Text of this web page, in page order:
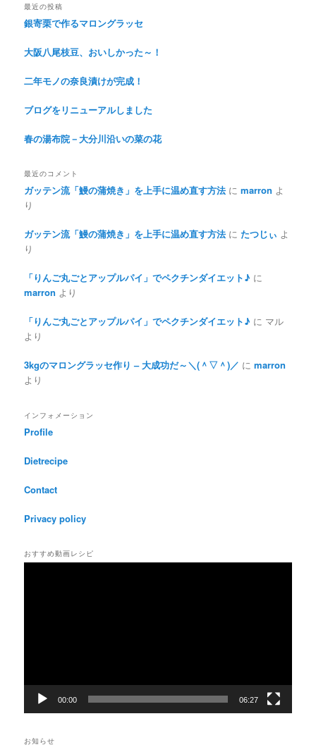
最近の投稿
銀寄栗で作るマロングラッセ
大阪八尾枝豆、おいしかった～！
二年モノの奈良漬けが完成！
ブログをリニューアルしました
春の湯布院－大分川沿いの菜の花
最近のコメント
ガッテン流「鰻の蒲焼き」を上手に温め直す方法にmarron よ
り
ガッテン流「鰻の蒲焼き」を上手に温め直す方法にたつじぃ よ
り
「りんご丸ごとアップルパイ」でペクチンダイエット♪ に
marron より
「りんご丸ごとアップルパイ」でペクチンダイエット♪ に マル
より
3kgのマロングラッセ作り – 大成功だ～＼(＾▽＾)／ にmarron
より
インフォメーション
Profile
Dietrecipe
Contact
Privacy policy
おすすめ動画レシピ
00:00 06:27
お知らせ